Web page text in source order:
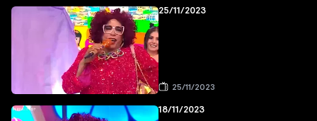
25/11/2023
25/11/2023
18/11/2023